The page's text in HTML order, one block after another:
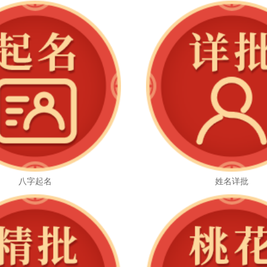
八字起名 姓名详批